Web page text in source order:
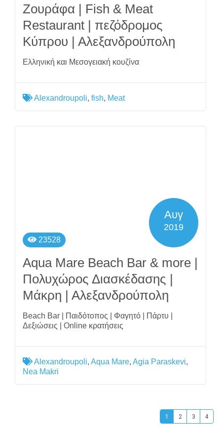
Ζουράφα | Fish & Meat
Restaurant | πεζόδρομος
Κύπρου | Αλεξανδρούπολη
Ελληνική και Μεσογειακή κουζίνα
Alexandroupoli, fish, Meat
23528
Αυγ
2019
Aqua Mare Beach Bar & more |
Πολυχώρος Διασκέδασης |
Μάκρη | Αλεξανδρούπολη
Beach Bar | Παιδότοπος | Φαγητό | Πάρτυ |
Δεξιώσεις | Online κρατήσεις
Alexandroupoli, Aqua Mare, Agia Paraskevi,
Nea Makri
1 2 3 4